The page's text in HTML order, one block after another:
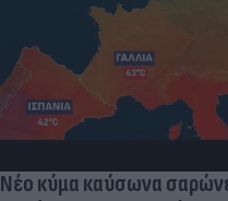
Νέο κύμα καύσωνα